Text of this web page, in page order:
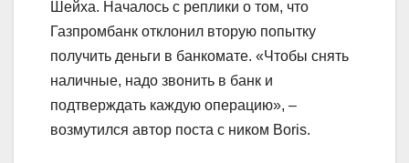
Шейха. Началось с реплики о том, что
Газпромбанк отклонил вторую попытку
получить деньги в банкомате. «Чтобы снять
наличные, надо звонить в банк и
подтверждать каждую операцию», –
возмутился автор поста с ником Boris.